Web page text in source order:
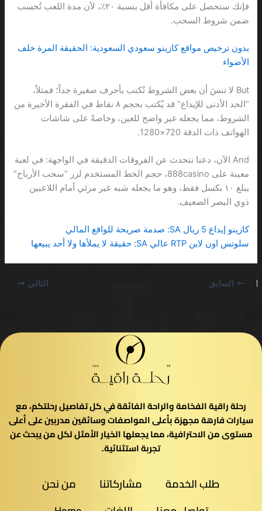
فإنك ستحصل على مكافأة أقل بنسبة ٢٠٪، لأن مدة اللعب تُحسب
ضمن شروط السحب.
بدون ترخيص مواقع كازينو سعودي السعودية: الحقيقة المرة خلف
الأضواء
But لا تنسَ أن بعض الشروط تُكتب بأحرف صغيرة جداً؛ فمثلاً،
“الحد الأدنى للإيداع” قد يُكتب بحجم ٨ نقاط في الفقرة الأخيرة من
الشروط، مما يجعله غير واضح للعين، وخاصةً على شاشات
الهواتف ذات الدقة 720×1280.
And الآن، دعنا نتحدث عن الفروقات الدقيقة في الواجهة: في لعبة
معينة على 888casino، حجم الخط المستخدم لزر “سحب الأرباح”
يبلغ ١٠ بكسل فقط، وهو ما يجعله شبه غير مرئي أمام اللاعبين
ذوي البصر الضعيف.
كازينو إيداع 5 ريال SA: صدمة صريحة للواقع المالي
سلوتس اون لاين RTP عالي SA: حقيقة لا يملأها ولا أحد يبيعها
السابق التالي
رحلة راقية الفخامة والراحة الفائقة في كل تفاصيل رحلتكم، مع
سيارات فارهة مجهزة بأعلى المواصفات وسائقين مدربين على أعلى
مستوى من الاحترافية، مما يجعلها الخيار الأمثل لكل من يبحث عن
تجربة استثنائية.
طلب الخدمة مشاركاتنا
من نحن